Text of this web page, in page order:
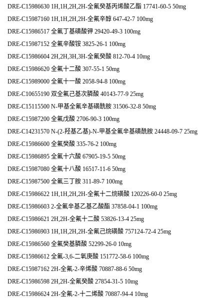
DRE-C15986630 1H,1H,2H,2H-全氟癸基丙烯酸乙酯 17741-60-5 50mg
DRE-C15987160 1H,1H,2H,2H-全氟辛醇 647-42-7 100mg
DRE-C15986517 全氟丁基磺酸钾 29420-49-3 100mg
DRE-C15987152 全氟辛酸铵 3825-26-1 100mg
DRE-C15986604 2H,2H,3H,3H-全氟癸酸 812-70-4 10mg
DRE-C15986620 全氟十二酸 307-55-1 50mg
DRE-C15989000 全氟十一酸 2058-94-8 100mg
DRE-C10655190 双全氟己基次膦酸 40143-77-9 25mg
DRE-C15115500 N-甲基全氟辛基磺酰胺 31506-32-8 50mg
DRE-C15987200 全氟戊酸 2706-90-3 100mg
DRE-C14231570 N-(2-羟基乙基)-N-甲基全氟辛基磺酰胺 24448-09-7 25mg
DRE-C15986600 全氟癸酸 335-76-2 100mg
DRE-C15986895 全氟十六酸 67905-19-5 50mg
DRE-C15987080 全氟十八酸 16517-11-6 50mg
DRE-C15987500 全氟三丁胺 311-89-7 100mg
DRE-C15986622 1H,1H,2H,2H-全氟十二烷磺酸 120226-60-0 25mg
DRE-C15986603 2-全氟辛基乙基乙酸酯 37858-04-1 100mg
DRE-C15986621 2H,2H-全氟十二酸 53826-13-4 25mg
DRE-C15986903 1H,1H,2H,2H-全氟己烷磺酸 757124-72-4 25mg
DRE-C15986560 全氟癸基膦酸 52299-26-0 10mg
DRE-C15986612 全氟-3,6-二氧庚酸 151772-58-6 100mg
DRE-C15987162 2H-全氟-2-辛烯酸 70887-88-6 50mg
DRE-C15986598 2H,2H-全氟癸酸 27854-31-5 10mg
DRE-C15986624 2H-全氟-2-十二烯酸 70887-94-4 10mg